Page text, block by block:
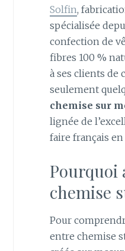
Solfin,
spécialisée
confection de
fibres 100 %
à ses clients de
seulement
chemise sur
lignée de
faire français
Pourquoi
chemise
Pour
entre chemise